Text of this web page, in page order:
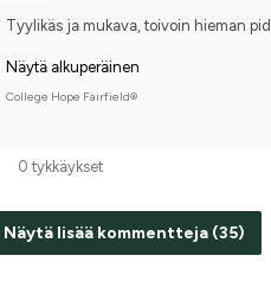
Tyylikäs ja mukava, toivoin hieman
Näytä alkuperäinen
College Hope Fairfield®
0 tykkäykset
Näytä lisää kommentteja (35)